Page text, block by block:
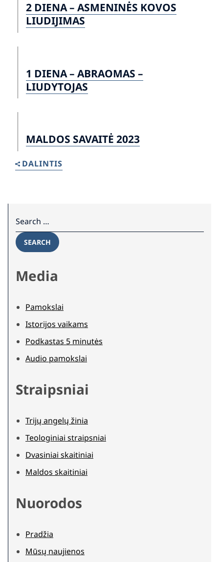
2 DIENA – ASMENINĖS KOVOS
LIUDIJIMAS
1 DIENA – ABRAOMAS –
LIUDYTOJAS
MALDOS SAVAITĖ 2023
DALINTIS
Search for:
SEARCH
Media
Pamokslai
Istorijos vaikams
Podkastas 5 minutės
Audio pamokslai
Straipsniai
Trijų angelų žinia
Teologiniai straipsniai
Dvasiniai skaitiniai
Maldos skaitiniai
Nuorodos
Pradžia
Mūsų naujienos